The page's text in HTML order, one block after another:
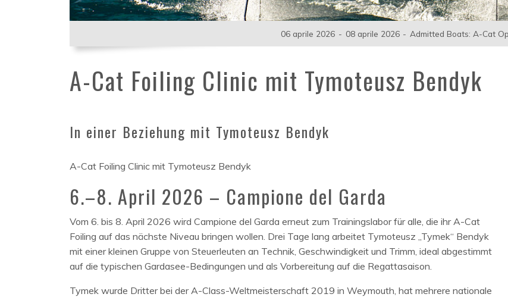
06 aprile 2026 - 08 aprile 2026 - Admitted Boats: A-Cat
A-Cat Foiling Clinic mit Tymoteusz Bendyk
In einer Beziehung mit Tymoteusz Bendyk
A-Cat Foiling Clinic mit Tymoteusz Bendyk
6.–8. April 2026 – Campione del Garda
Vom 6. bis 8. April 2026 wird Campione del Garda erneut zum Trainingslabor für alle, die ihr A-Cat
Foiling auf das nächste Niveau bringen wollen. Drei Tage lang arbeitet Tymoteusz „Tymek“ Bendyk
mit einer kleinen Gruppe von Steuerleuten an Technik, Geschwindigkeit und Trimm, ideal abgestimmt
auf die typischen Gardasee-Bedingungen und als Vorbereitung auf die Regattasaison.
Tymek wurde Dritter bei der A-Class-Weltmeisterschaft 2019 in Weymouth, hat mehrere nationale